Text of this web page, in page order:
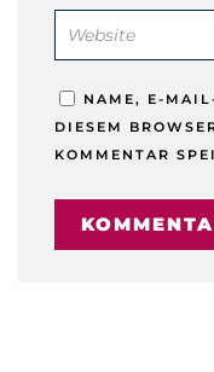
NAME, E-
DIESEM
KOMMENTAR